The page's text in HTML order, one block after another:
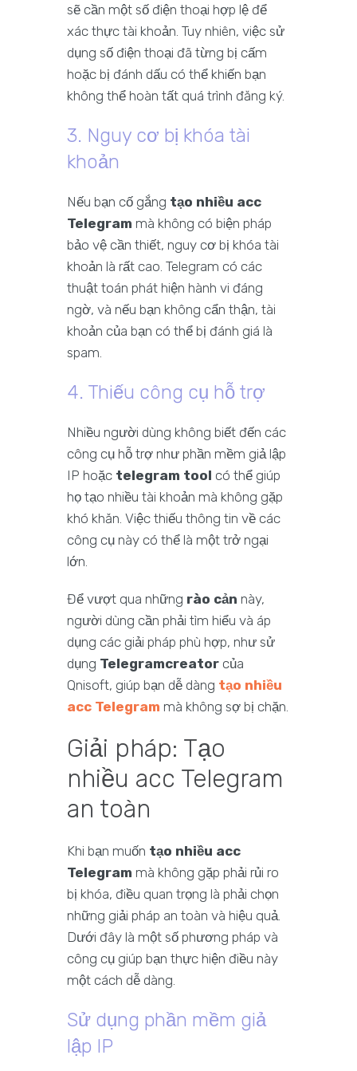
sẽ cần một số điện thoại hợp lệ để
xác thực tài khoản. Tuy nhiên, việc sử
dụng số điện thoại đã từng bị cấm
hoặc bị đánh dấu có thể khiến bạn
không thể hoàn tất quá trình đăng ký.
3. Nguy cơ bị khóa tài
khoản
Nếu bạn cố gắng tạo nhiều acc
Telegram mà không có biện pháp
bảo vệ cần thiết, nguy cơ bị khóa tài
khoản là rất cao. Telegram có các
thuật toán phát hiện hành vi đáng
ngờ, và nếu bạn không cẩn thận, tài
khoản của bạn có thể bị đánh giá là
spam.
4. Thiếu công cụ hỗ trợ
Nhiều người dùng không biết đến các
công cụ hỗ trợ như phần mềm giả lập
IP hoặc telegram tool có thể giúp
họ tạo nhiều tài khoản mà không gặp
khó khăn. Việc thiếu thông tin về các
công cụ này có thể là một trở ngại
lớn.
Để vượt qua những rào cản này,
người dùng cần phải tìm hiểu và áp
dụng các giải pháp phù hợp, như sử
dụng Telegramcreator của
Qnisoft, giúp bạn dễ dàng tạo nhiều
acc Telegram mà không sợ bị chặn.
Giải pháp: Tạo
nhiều acc Telegram
an toàn
Khi bạn muốn tạo nhiều acc
Telegram mà không gặp phải rủi ro
bị khóa, điều quan trọng là phải chọn
những giải pháp an toàn và hiệu quả.
Dưới đây là một số phương pháp và
công cụ giúp bạn thực hiện điều này
một cách dễ dàng.
Sử dụng phần mềm giả
lập IP